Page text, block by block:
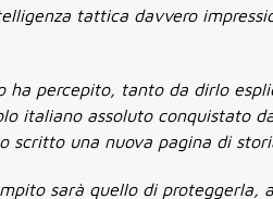
tattica davvero
percepito, tanto da dirlo
italiano assoluto conquistato
scritto una nuova pagina di
sarà quello di proteggerla,